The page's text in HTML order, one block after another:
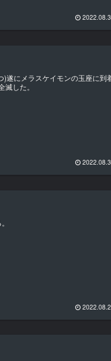
遂にメラスケイモンの玉座に到
した。